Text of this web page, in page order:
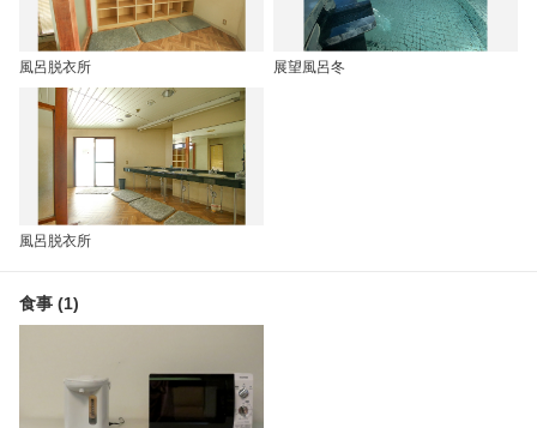
風呂脱衣所 展望風呂冬
風呂脱衣所
食事 (1)